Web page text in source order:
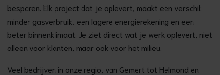
besparen. Elk project dat je oplevert, maakt een verschil:
minder gasverbruik, een lagere energierekening en een
beter binnenklimaat. Je ziet direct wat je werk oplevert, niet
alleen voor klanten, maar ook voor het milieu.
Veel bedrijven in onze regio, van Gemert tot Helmond en